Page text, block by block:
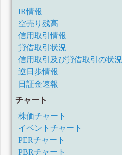
IR情報
空売り残高
信用取引情報
貸借取引状況
信用取引及び貸借取引の状況
逆日歩情報
日証金速報
チャート
株価チャート
イベントチャート
PERチャート
PBRチャート